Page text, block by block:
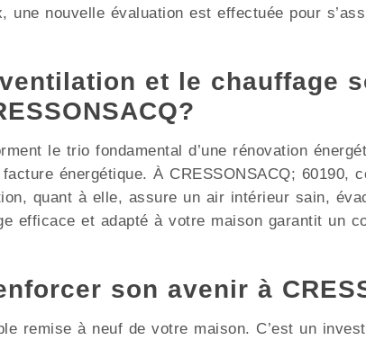
une nouvelle évaluation est effectuée pour
et le chauffage
le trio fondamental d’une rénovation
énergétique. À CRESSONSACQ;
quant à elle, assure un air intérieur sain,
efficace et adapté à votre maison garantit un
son avenir à
remise à neuf de votre maison. C’est un